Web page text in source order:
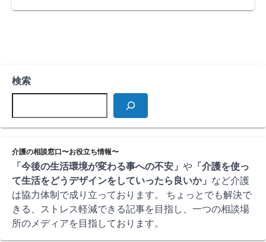
検索
介護の相談窓口〜お役立ち情報〜
「今後の生活環境が変わる事への不安」 や 「介護を使っ
て生活をどうデザインをしていったら良いか」 など介護
は協力体制で成り立っております。 ちょっとでも解決で
きる、ストレス軽減できる記事を目指し、一つの相談場
所のメディアを目指しております。